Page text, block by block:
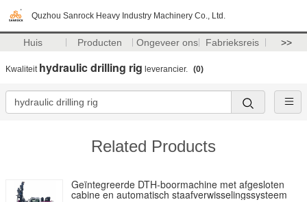
Quzhou Sanrock Heavy Industry Machinery Co., Ltd.
Huis Producten Ongeveer ons Fabrieksreis >>
Kwaliteit hydraulic drilling rig leverancier. (0)
Related Products
Geïntegreerde DTH-boormachine met afgesloten
cabine en automatisch staafverwisselingssysteem